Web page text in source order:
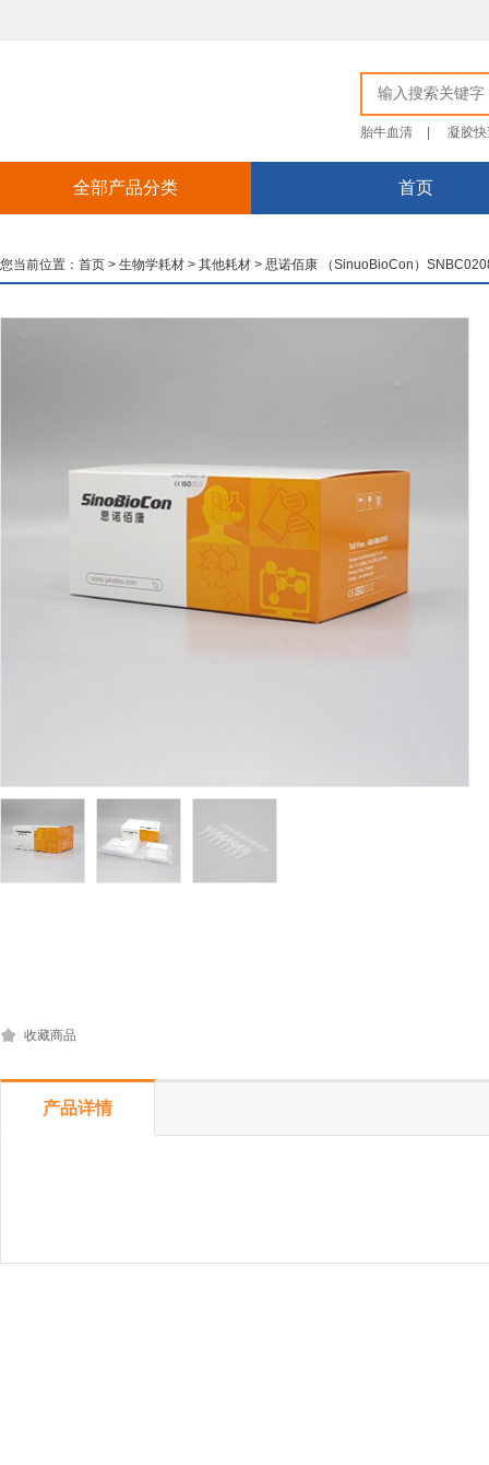
胎牛血清 凝胶
全部产品分类 首页
您当前位置： 首页 > 生物学耗材 > 其他耗材 > 思诺佰康 （SinuoBioCon）
收藏商品
产品详情